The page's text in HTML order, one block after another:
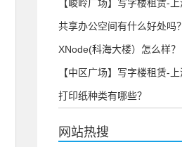
共享办公空间有什么好处吗？
XNode(科海大楼）怎么样？
打印纸种类有哪些？
网站热搜